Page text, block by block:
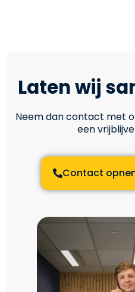
Laten wij
Neem dan contact met
een
Contact